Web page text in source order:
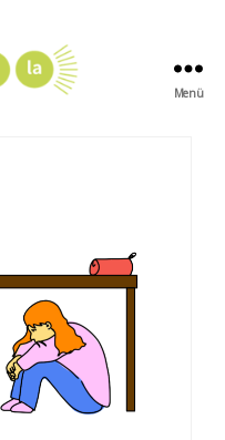
Menü